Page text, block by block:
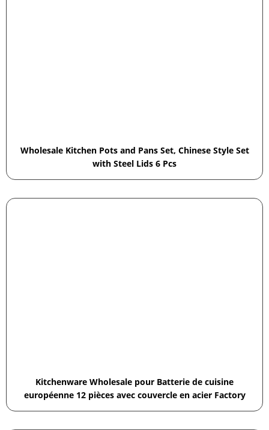
Wholesale Kitchen Pots and Pans Set, Chinese Style Set
with Steel Lids 6 Pcs
Kitchenware Wholesale pour Batterie de cuisine
européenne 12 pièces avec couvercle en acier Factory